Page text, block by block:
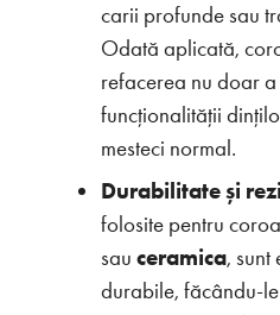
carii profunde sau
Odată aplicată,
refacerea nu doar a
funcționalității
mesteci normal.
Durabilitate și
folosite pentru
sau ceramica, sunt
durabile, făcându-